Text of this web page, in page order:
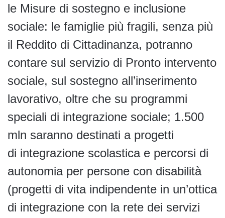
le Misure di sostegno e inclusione
sociale: le famiglie più fragili, senza più
il Reddito di Cittadinanza, potranno
contare sul servizio di Pronto intervento
sociale, sul sostegno all’inserimento
lavorativo, oltre che su programmi
speciali di integrazione sociale; 1.500
mln saranno destinati a progetti
di integrazione scolastica e percorsi di
autonomia per persone con disabilità
(progetti di vita indipendente in un’ottica
di integrazione con la rete dei servizi